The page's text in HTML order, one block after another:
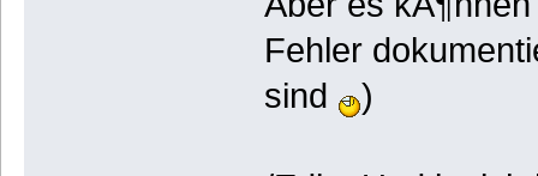
Fehler
sind
)